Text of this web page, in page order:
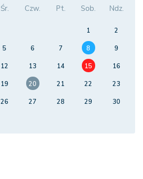
Śr. Czw. Pt. Sob. Ndz.
1
2
5 6 7 8
9
12 13 14 15
16
19 20 21 22
23
26 27 28 29
30